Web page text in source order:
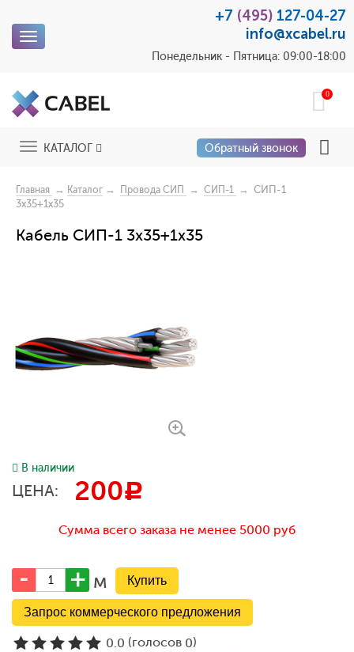
Toggle
+7 (495) 127-04-27
info@xcabel.ru
Понедельник - Пятница: 09:00-18:00
0
ToggleКАТАЛОГ Обратный звонок
Главная → Каталог → Провода СИП → СИП-1 → СИП-1
3x35+1x35
Кабель СИП-1 3x35+1x35
В наличии
ЦЕНА: 200c
Сумма всего заказа не менее 5000 руб
м
Запрос коммерческого предложения
0.0 (голосов 0)